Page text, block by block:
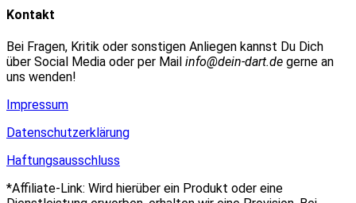
Kontakt
Bei Fragen, Kritik oder sonstigen Anliegen kannst Du Dich
über Social Media oder per Mail info@dein-dart.de gerne an
uns wenden!
Impressum
Datenschutzerklärung
Haftungsausschluss
*Affiliate-Link: Wird hierüber ein Produkt oder eine